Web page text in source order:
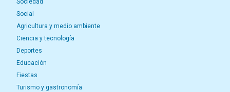
Sociedad
Social
Agricultura y medio ambiente
Ciencia y tecnología
Deportes
Educación
Fiestas
Turismo y gastronomía